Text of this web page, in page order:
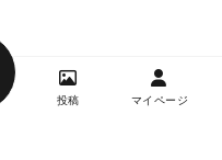
投稿 マイページ